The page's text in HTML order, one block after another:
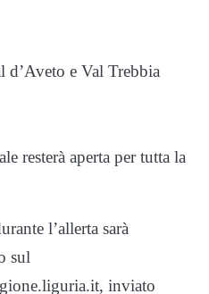
e Val Trebbia
resterà aperta per tutta la
l’allerta sarà
sul
inviato